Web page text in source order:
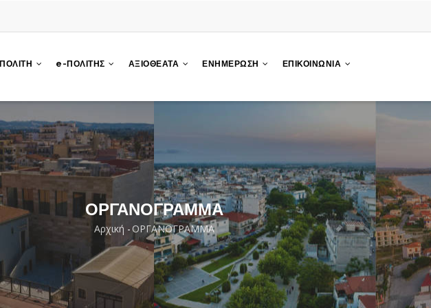
e-ΠΟΛΙΤΗΣ ΑΞΙΟΘΕΑΤΑ ΕΝΗΜΕΡΩΣΗ ΕΠΙΚΟΙΝΩΝΙΑ
ΟΡΓΑΝΟΓΡΑΜΜΑ
Breadcrumb
Αρχική -ΟΡΓΑΝΟΓΡΑΜΜΑ